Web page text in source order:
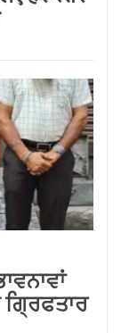
लंबित
हर स्तर